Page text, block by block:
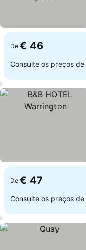
De € 46
Consulte os preços de
De € 47
Consulte os preços de